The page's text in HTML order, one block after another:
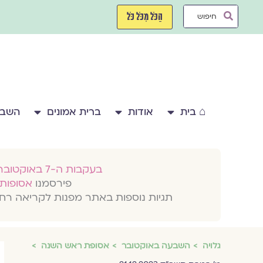
Search
הַכֹּל מִכֹּל כֹּל
⌂ בית אודות ברית אמונים
בעקבות ה-7 באוקטובר 2023
פירסמנו
תגיות נוספות באתר מפנות לקריאה
גלויה השבעה באוקטובר
אסופת ראש השנה